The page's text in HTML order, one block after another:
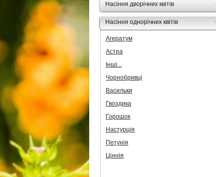
Насіння дворічних квітів
Насіння однорічних квітів
Агератум
Астра
Інші...
Чорнобривці
Васильки
Гвоздика
Горошок
Настурція
Петунія
Ціннія